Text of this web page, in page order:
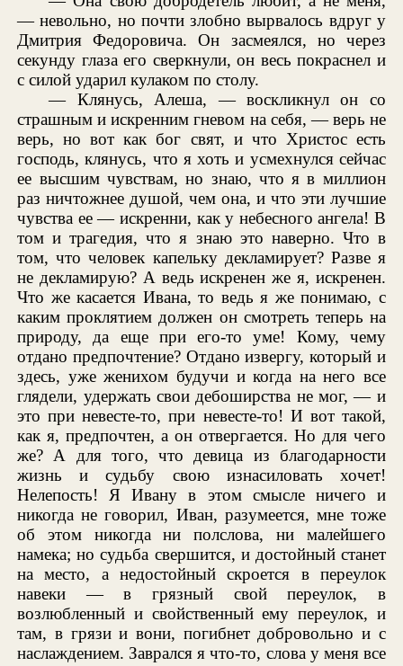
— невольно, но почти злобно вырвалось вдруг у
Дмитрия Федоровича. Он засмеялся, но через
секунду глаза его сверкнули, он весь покраснел и
с силой ударил кулаком по столу.
— Клянусь, Алеша, — воскликнул он со
страшным и искренним гневом на себя, — верь не
верь, но вот как бог свят, и что Христос есть
господь, клянусь, что я хоть и усмехнулся сейчас
ее высшим чувствам, но знаю, что я в миллион
раз ничтожнее душой, чем она, и что эти лучшие
чувства ее — искренни, как у небесного ангела! В
том и трагедия, что я знаю это наверно. Что в
том, что человек капельку декламирует? Разве я
не декламирую? А ведь искренен же я, искренен.
Что же касается Ивана, то ведь я же понимаю, с
каким проклятием должен он смотреть теперь на
природу, да еще при его-то уме! Кому, чему
отдано предпочтение? Отдано извергу, который и
здесь, уже женихом будучи и когда на него все
глядели, удержать свои дебоширства не мог, — и
это при невесте-то, при невесте-то! И вот такой,
как я, предпочтен, а он отвергается. Но для чего
же? А для того, что девица из благодарности
жизнь и судьбу свою изнасиловать хочет!
Нелепость! Я Ивану в этом смысле ничего и
никогда не говорил, Иван, разумеется, мне тоже
об этом никогда ни полслова, ни малейшего
намека; но судьба свершится, и достойный станет
на место, а недостойный скроется в переулок
навеки — в грязный свой переулок, в
возлюбленный и свойственный ему переулок, и
там, в грязи и вони, погибнет добровольно и с
наслаждением. Заврался я что-то, слова у меня все